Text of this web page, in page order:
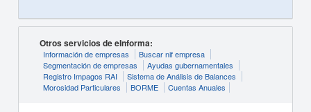
Otros servicios de eInforma:
Información de empresas
Buscar nif empresa
Segmentación de empresas
Ayudas gubernamentales
Registro Impagos RAI
Sistema de Análisis de Balances
Morosidad Particulares
BORME Cuentas Anuales